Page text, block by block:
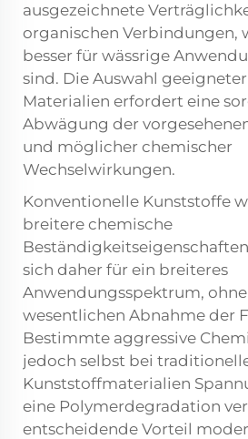
ausgezeichnete
organischen Verbindungen,
besser für wässrige
sind. Die Auswahl
Materialien erfordert eine
Abwägung der
und möglicher chemischer
Wechselwirkungen.
Konventionelle Kunststoffe
breitere chemische
sich daher für ein breiteres
Anwendungsspektrum, ohne
wesentlichen Abnahme der
Bestimmte aggressive
jedoch selbst bei
Kunststoffmaterialien
eine Polymerdegradation
entscheidende Vorteil